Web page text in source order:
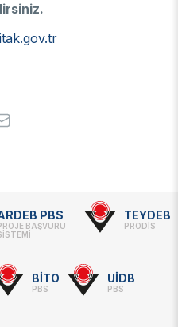
PBS
BAŞVURU
TEYDEB
PRODİS
BİTO
PBS
UİDB
PBS